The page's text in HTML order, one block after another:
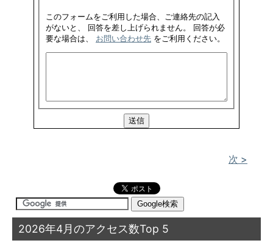
このフォームをご利用した場合、ご連絡先の記入
がないと、 回答を差し上げられません。 回答が必
要な場合は、 お問い合わせ先 をご利用ください。
次 >
2026年4月のアクセス数Top 5